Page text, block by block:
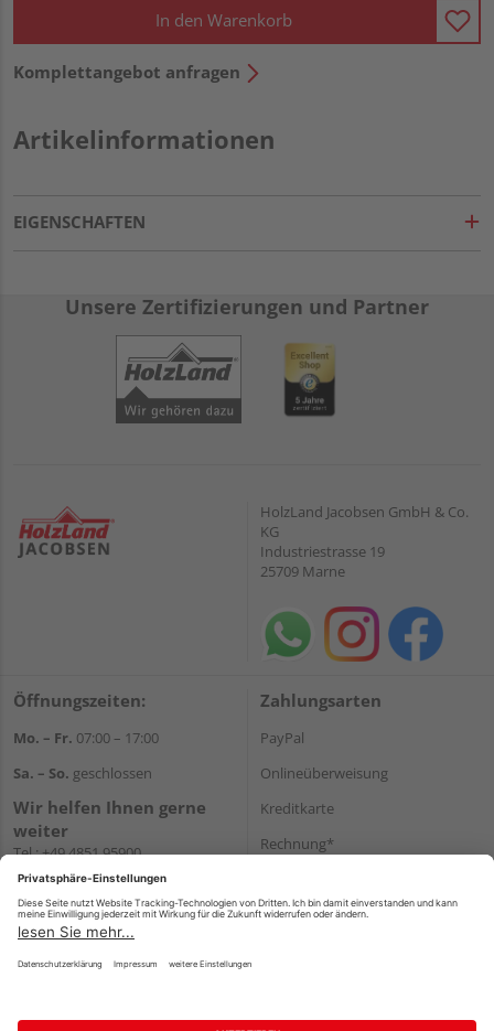
In den Warenkorb
Komplettangebot anfragen
Artikelinformationen
EIGENSCHAFTEN
Unsere Zertifizierungen und Partner
HolzLand Jacobsen GmbH & Co.
KG
Industriestrasse 19
25709 Marne
Öffnungszeiten:
Mo. – Fr. 07:00 – 17:00
Sa. – So. geschlossen
Wir helfen Ihnen gerne
weiter
Tel.:+49 4851 95900
E-Mail:info@holzland-
WhatsApp
Zahlungsarten
PayPal
Onlineüberweisung
Kreditkarte
Rechnung*
Versand
Impressum AGB Widerruf Datenschutz